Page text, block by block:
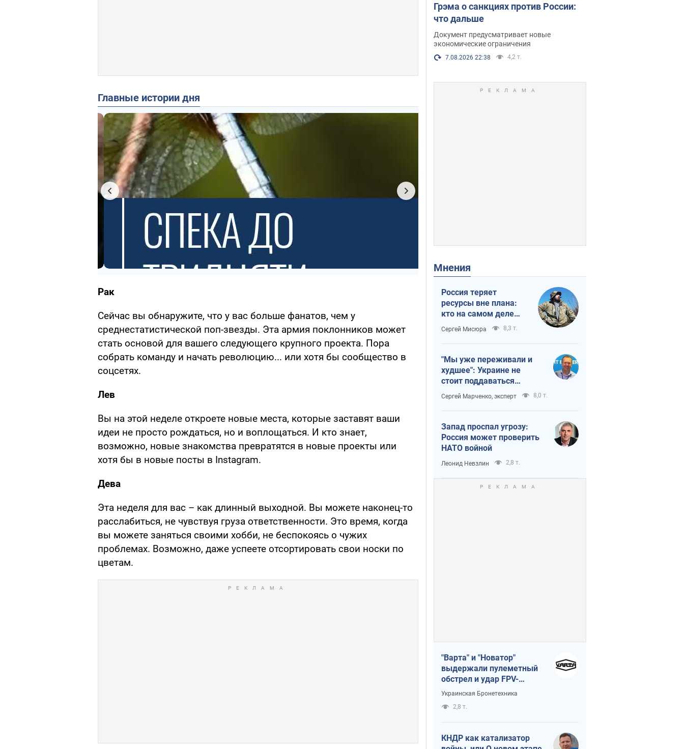
Главные истории дня
Рак
Сейчас вы обнаружите, что у вас больше фанатов, чем у
среднестатистической поп-звезды. Эта армия поклонников может
стать основой для вашего следующего крупного проекта. Пора
собрать команду и начать революцию... или хотя бы сообщество в
соцсетях.
Лев
Вы на этой неделе откроете новые места, которые заставят ваши
идеи не просто рождаться, но и воплощаться. И кто знает,
возможно, новые знакомства превратятся в новые проекты или
хотя бы в новые посты в Instagram.
Дева
Эта неделя для вас – как длинный выходной. Вы можете наконец-то
расслабиться, не чувствуя груза ответственности. Это время, когда
вы можете заняться своими хобби, не беспокоясь о чужих
проблемах. Возможно, даже успеете отсортировать свои носки по
цветам.
Грэма о санкциях против России:
что дальше
Документ предусматривает новые
экономические ограничения
7.08.2026 22:38 4,2 т.
Мнения
Россия теряет
ресурсы вне плана:
кто на самом деле
диктует темп войны
Сергей Мисюра 8,3 т.
"Мы уже переживали и
худшее": Украине не
стоит поддаваться
отчаянию из-за
ракетного террора
Сергей Марченко, эксперт 8,0 т.
Запад проспал угрозу:
Россия может проверить
НАТО войной
Леонид Невзлин 2,8 т.
"Варта" и "Новатор"
выдержали пулеметный
обстрел и удар FPV-
дрона, сохранив жизнь
Украинская Бронетехника
2,8 т.
КНДР как катализатор